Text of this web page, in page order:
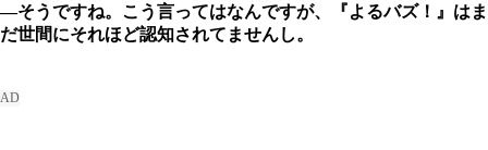
―そうですね。こう言ってはなんですが、『よるバズ！』はま
だ世間にそれほど認知されてませんし。